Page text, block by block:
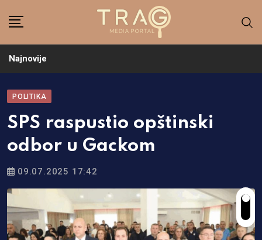
Najnovije
POLITIKA
SPS raspustio opštinski
odbor u Gackom
09.07.2025 17:42